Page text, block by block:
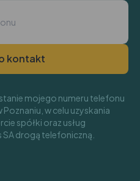
kontakt
mojego numeru telefonu
Poznaniu, w celu uzyskania
spółki oraz usług
drogą telefoniczną.